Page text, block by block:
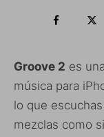
Groove 2 es
música para
lo que
mezclas como